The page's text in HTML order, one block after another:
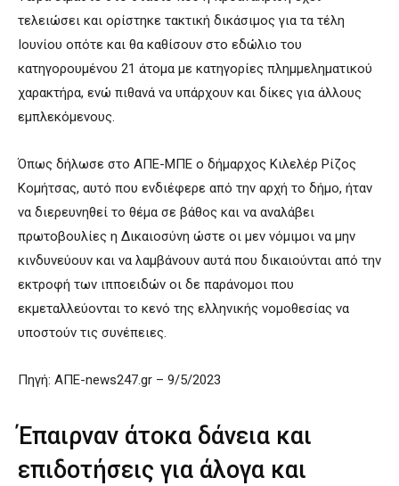
τελειώσει και ορίστηκε τακτική δικάσιμος για τα τέλη
Ιουνίου οπότε και θα καθίσουν στο εδώλιο του
κατηγορουμένου 21 άτομα με κατηγορίες πλημμεληματικού
χαρακτήρα, ενώ πιθανά να υπάρχουν και δίκες για άλλους
εμπλεκόμενους.
Όπως δήλωσε στο ΑΠΕ-ΜΠΕ ο δήμαρχος Κιλελέρ Ρίζος
Κομήτσας, αυτό που ενδιέφερε από την αρχή το δήμο, ήταν
να διερευνηθεί το θέμα σε βάθος και να αναλάβει
πρωτοβουλίες η Δικαιοσύνη ώστε οι μεν νόμιμοι να μην
κινδυνεύουν και να λαμβάνουν αυτά που δικαιούνται από την
εκτροφή των ιπποειδών οι δε παράνομοι που
εκμεταλλεύονται το κενό της ελληνικής νομοθεσίας να
υποστούν τις συνέπειες.
Πηγή: ΑΠΕ-news247.gr – 9/5/2023
Έπαιρναν άτοκα δάνεια και
επιδοτήσεις για άλογα και